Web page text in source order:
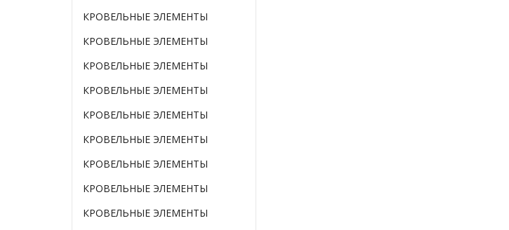
КРОВЕЛЬНЫЕ ЭЛЕМЕНТЫ
КРОВЕЛЬНЫЕ ЭЛЕМЕНТЫ
КРОВЕЛЬНЫЕ ЭЛЕМЕНТЫ
КРОВЕЛЬНЫЕ ЭЛЕМЕНТЫ
КРОВЕЛЬНЫЕ ЭЛЕМЕНТЫ
КРОВЕЛЬНЫЕ ЭЛЕМЕНТЫ
КРОВЕЛЬНЫЕ ЭЛЕМЕНТЫ
КРОВЕЛЬНЫЕ ЭЛЕМЕНТЫ
КРОВЕЛЬНЫЕ ЭЛЕМЕНТЫ